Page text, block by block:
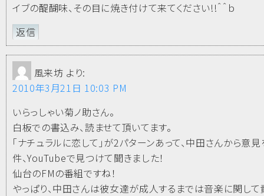
イブの醍醐味、その目に焼き付けて来てください!!＾＾ｂ
返信
風来坊 より:
2010年3月21日 10:03 PM
いらっしゃい菊ノ助さん。
白板での書込み、読ませて頂いてます。
「ナチュラルに恋して」が2パターンあって、中田さんから意
件、YouTubeで見つけて聞きました！
仙台のFMの番組ですね！
やっぱり、中田さんは彼女達が成人するまでは音楽に関し